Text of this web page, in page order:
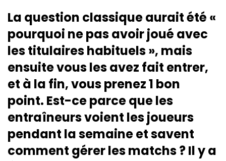
La question classique aurait été «
pourquoi ne pas avoir joué avec
les titulaires habituels », mais
ensuite vous les avez fait entrer,
et à la fin, vous prenez 1 bon
point. Est-ce parce que les
entraîneurs voient les joueurs
pendant la semaine et savent
comment gérer les matchs ? Il y a